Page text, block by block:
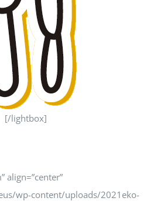
[/lightbox]
align=”center”
wp-content/uploads/2021eko-